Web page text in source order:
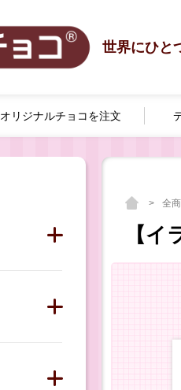
世界にひと
オリジナルチョコを注文
全
【